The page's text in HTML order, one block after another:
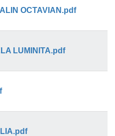
OCTAVIAN.pdf
LUMINITA.pdf